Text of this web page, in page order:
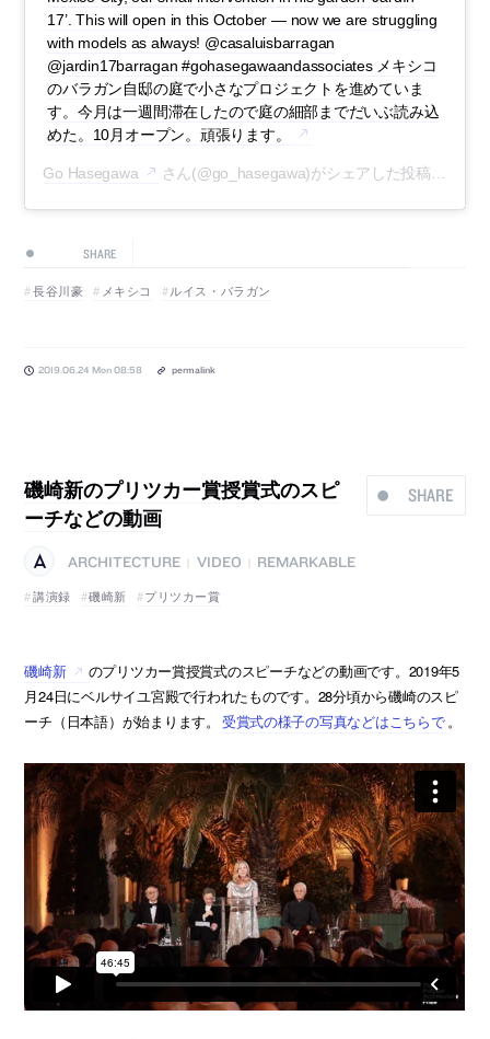
17’. This will open in this October — now we are struggling
with models as always! @casaluisbarragan
@jardin17barragan #gohasegawaandassociates メキシコ
のバラガン自邸の庭で小さなプロジェクトを進めていま
す。今月は一週間滞在したので庭の細部までだいぶ読み込
めた。10月オープン。頑張ります。
Go Hasegawa さん(@go_hasegawa)がシェアした投稿 –
SHARE
長谷川豪 メキシコ ルイス・バラガン
2019.06.24 Mon 08:58 permalink
SHARE
磯崎新のプリツカー賞授賞式のスピ
ーチなどの動画
ARCHITECTURE VIDEO
REMARKABLE
講演録
磯崎新 プリツカー賞
磯崎新
のプリツカー賞授賞式のスピーチなどの動画です。2019年5
月24日にベルサイユ宮殿で行われたものです。28分頃から磯崎のスピ
ーチ（日本語）が始まります。 受賞式の様子の写真などはこちらで。